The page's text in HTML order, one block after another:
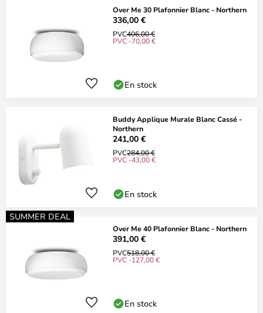
Over Me 30 Plafonnier Blanc - Northern
336,00 €
PVC406,00 €
PVC -70,00 €
En stock
Buddy Applique Murale Blanc Cassé -
Northern
241,00 €
PVC284,00 €
PVC -43,00 €
En stock
SUMMER DEAL
Over Me 40 Plafonnier Blanc - Northern
391,00 €
PVC518,00 €
PVC -127,00 €
En stock